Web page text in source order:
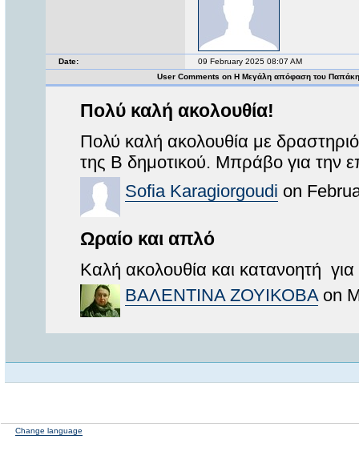
Date:
09 February 2025 08:07 AM
User Comments on Η Μεγάλη απόφαση του
Πολύ καλή ακολουθία!
Πολύ καλή ακολουθία με
της Β δημοτικού. Μπράβο για την
Sofia Karagiorgoudi on
Ωραίο και απλό
Καλή ακολουθία και κατανοητή
ΒΑΛΕΝΤΙΝΑ ΖΟΥΙΚΟΒΑ on
Change language